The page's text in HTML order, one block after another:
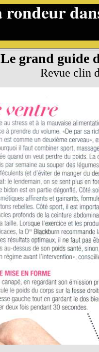
Le grand guide
Revue clin